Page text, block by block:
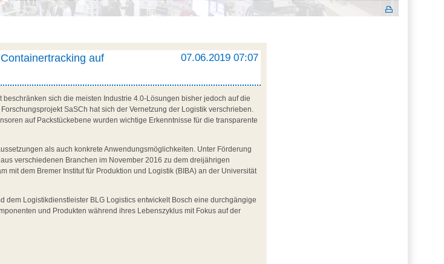
07.06.2019 07:07
auf
sich die meisten Industrie 4.0-Lösungen bisher jedoch auf die
SaSCh hat sich der Vernetzung der Logistik verschrieben.
auf Packstückebene wurden wichtige Erkenntnisse für die transparente
als auch konkrete Anwendungsmöglichkeiten. Unter Förderung
verschiedenen Branchen im November 2016 zu dem dreijährigen
mit dem Bremer Institut für Produktion und Logistik (BIBA) an der Universität
dem Logistikdienstleister BLG Logistics entwickelt Bosch eine durchgängige
und Produkten während ihres Lebenszyklus mit Fokus auf der